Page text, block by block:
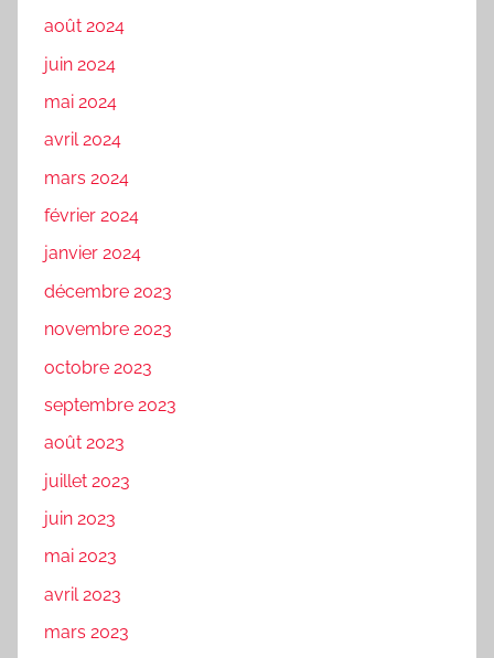
août 2024
juin 2024
mai 2024
avril 2024
mars 2024
février 2024
janvier 2024
décembre 2023
novembre 2023
octobre 2023
septembre 2023
août 2023
juillet 2023
juin 2023
mai 2023
avril 2023
mars 2023